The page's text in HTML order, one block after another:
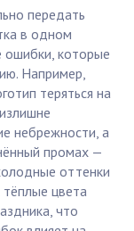
передать
в одном
ошибки, которые
Например,
теряться на
небрежности, а
промах —
оттенки
цвета
что